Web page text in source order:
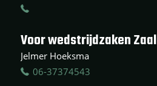
Voor wedstrijdzaken Zaal
Jelmer Hoeksma
06-37374543